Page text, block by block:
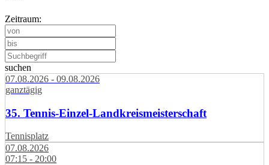
Zeitraum:
suchen
07.08.2026 - 09.08.2026
ganztägig
35. Tennis-Einzel-Landkreismeisterschaft
Tennisplatz
07.08.2026
07:15 - 20:00